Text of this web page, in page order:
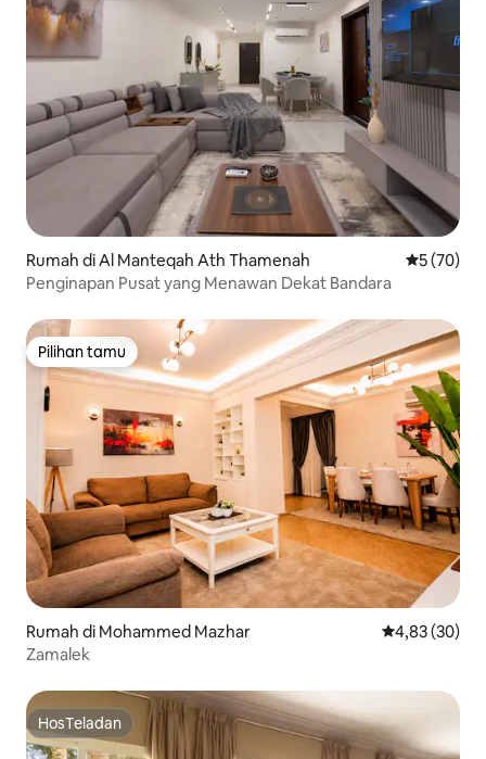
Rumah di Al Manteqah Ath Thamenah Nilai rata-
5 (70)
Penginapan Pusat yang Menawan Dekat Bandara
Pilihan tamu
Pilihan tamu
Rumah di Mohammed Mazhar Nilai rata-rata
4,83 (30)
Zamalek
HosTeladan
HosTeladan